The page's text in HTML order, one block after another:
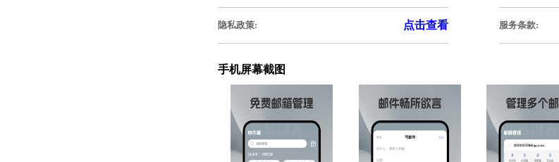
隐私政策: 点击查看 服务条款:
手机屏幕截图